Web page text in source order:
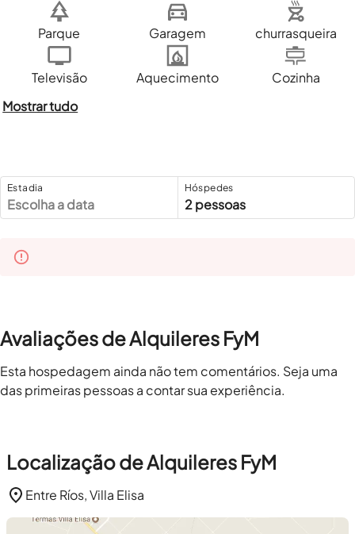
Parque Garagem churrasqueira
Televisão Aquecimento
Cozinha
Mostrar tudo
Estadia
Escolha a data
Hóspedes
2 pessoas
Avaliações de Alquileres FyM
Esta hospedagem ainda não tem comentários. Seja uma
das primeiras pessoas a contar sua experiência.
Localização de Alquileres FyM
Entre Ríos, Villa Elisa